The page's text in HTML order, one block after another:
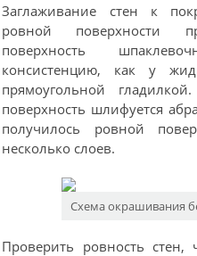
Заглаживание стен к
ровной поверхности
поверхность
консистенцию, как у
прямоугольной
поверхность шлифуется
получилось ровной
несколько слоев.
Схема окрашивания
Проверить ровность стен,